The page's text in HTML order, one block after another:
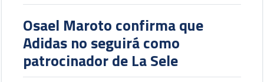
Osael Maroto confirma que
Adidas no seguirá como
patrocinador de La Sele